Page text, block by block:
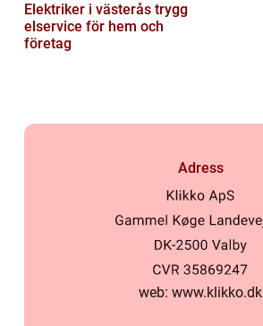
Elektriker i västerås trygg
elservice för hem och
företag
Adress
web: www.klikko.dk